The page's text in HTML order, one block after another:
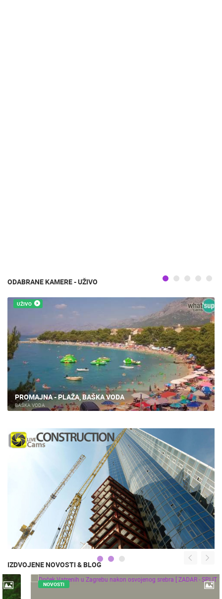
ODABRANE KAMERE - UŽIVO
UŽIVO
PROMAJNA - PLAŽA, BAŠKA VODA
BAŠKA VODA
IZDVOJENE NOVOSTI & BLOG
NOVOSTI